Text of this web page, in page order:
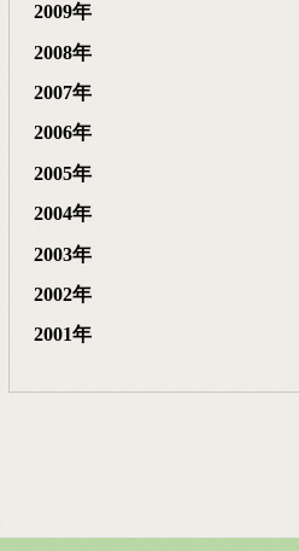
2009年
2008年
2007年
2006年
2005年
2004年
2003年
2002年
2001年